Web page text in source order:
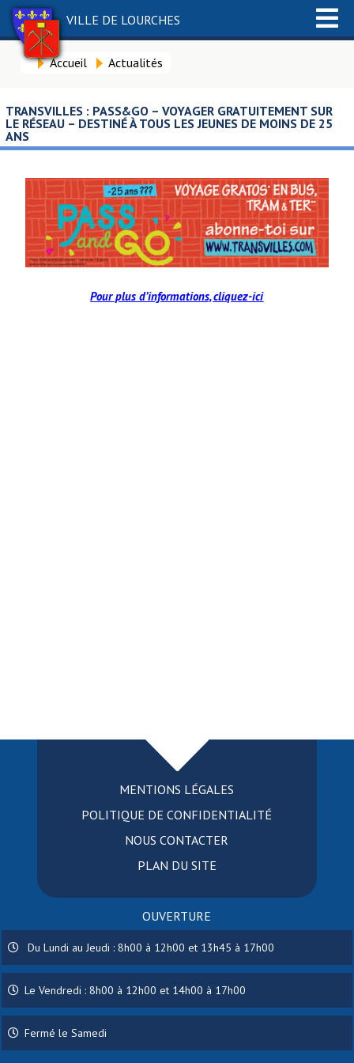
VILLE DE LOURCHES
Accueil Actualités
TRANSVILLES : PASS&GO – VOYAGER GRATUITEMENT SUR
LE RÉSEAU – DESTINÉ À TOUS LES JEUNES DE MOINS DE 25
ANS
Pour plus d’informations, cliquez-ici
MENTIONS LÉGALES
POLITIQUE DE CONFIDENTIALITÉ
NOUS CONTACTER
PLAN DU SITE
OUVERTURE
Du Lundi au Jeudi : 8h00 à 12h00 et 13h45 à 17h00
Le Vendredi : 8h00 à 12h00 et 14h00 à 17h00
Fermé le Samedi